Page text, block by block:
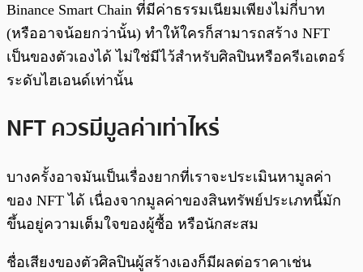
Binance Smart Chain ที่มีค่าธรรมเนียมเพียงไม่กี่บาท
(หรืออาจน้อยกว่านั้น) ทำให้ใครก็สามารถสร้าง NFT
เป็นของตัวเองได้ ไม่ใช่มีไว้สำหรับศิลปินหรือครีเอเตอร์
ระดับไฮเอนด์เท่านั้น
NFT ควรมีมูลค่าเท่าไหร่
บางครั้งอาจมันเป็นเรื่องยากที่เราจะประเมินหามูลค่า
ของ NFT ได้ เนื่องจากมูลค่าของสินทรัพย์ประเภทนี้มัก
ขึ้นอยู่ความเต็มใจของผู้ซื้อ หรือนักสะสม
ชื่อเสียงของตัวศิลปินผู้สร้างเองก็มีผลต่อราคาเช่น